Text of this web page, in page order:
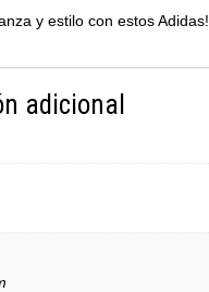
y estilo con estos Adidas!
adicional